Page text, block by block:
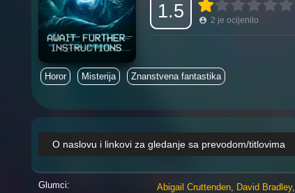
1.5 2 je ocijenilo
Horor Misterija Znanstvena fantastika
O naslovu i linkovi za gledanje sa prevodom/titlovima
Glumci: Abigail Cruttenden, David Bradley,